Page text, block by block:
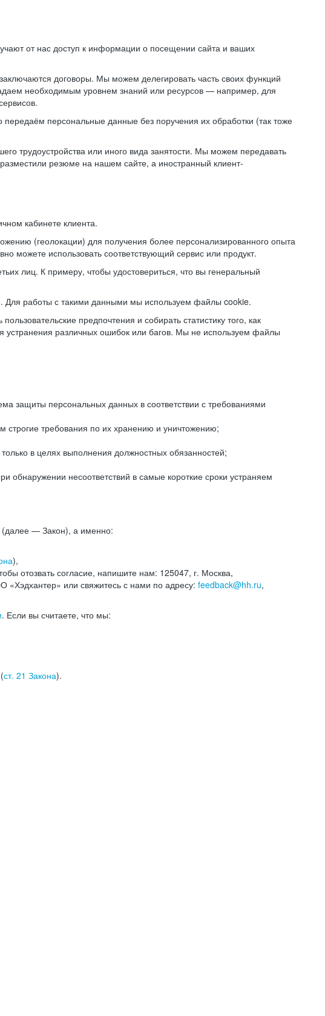
от нас доступ к информации о посещении сайта и ваших
договоры. Мы можем делегировать часть своих функций
необходимым уровнем знаний или ресурсов — например, для
персональные данные без поручения их обработки (так тоже
трудоустройства или иного вида занятости. Мы можем передавать
резюме на нашем сайте, а иностранный клиент-
кабинете клиента.
(геолокации) для получения более персонализированного опыта
можете использовать соответствующий сервис или продукт.
лиц. К примеру, чтобы удостовериться, что вы генеральный
Для работы с такими данными мы используем файлы cookie.
предпочтения и собирать статистику того, как
устранения различных ошибок или багов. Мы не используем файлы
защиты персональных данных в соответствии с требованиями
требования по их хранению и уничтожению;
в целях выполнения должностных обязанностей;
несоответствий в самые короткие сроки устраняем
(далее — Закон), а именно:
),
отозвать согласие, напишите нам: 125047, г. Москва,
«Хэдхантер» или свяжитесь с нами по адресу: feedback@hh.ru,
. Если вы считаете, что мы:
ст. 21 Закона).